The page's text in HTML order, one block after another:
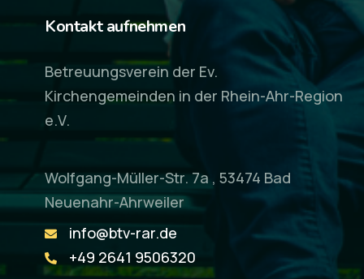
Kontakt aufnehmen
Betreuungsverein der Ev.
Kirchengemeinden in der Rhein-Ahr-Region
e.V.
Wolfgang-Müller-Str. 7a , 53474 Bad
Neuenahr-Ahrweiler
info@btv-rar.de
+49 2641 9506320